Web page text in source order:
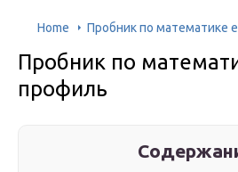
Home Пробник по математике
Пробник по
профиль